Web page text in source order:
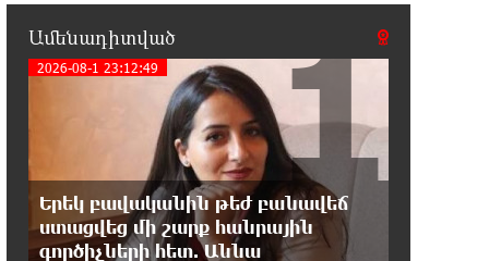
20:11:48 7-08-2026
Սլովակիայի արևելքում
արտակարգ դրություն է
հայտարարվել շոգի ալիքների պատճառով
19:53:41 7-08-2026
Երթևեկության կազմակերպման
փոփոխություն տեղի կունենա
Ամենադիտված
2026-08-1 23:12:49
Երեկ բավականին թեժ բանավեճ
ստացվեց մի շարք հանրային
գործիչների հետ. Աննա
1